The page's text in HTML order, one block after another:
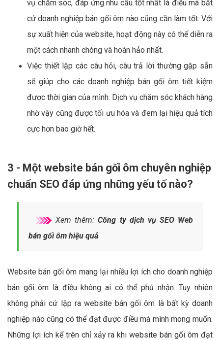
vụ chăm sóc, đáp ứng nhu cầu tốt nhất là điều mà bất
cứ doanh nghiệp bán gối ôm nào cũng cần làm tốt. Với
sự xuất hiện của website, hoạt động này có thể diễn ra
một cách nhanh chóng và hoàn hảo nhất.
Việc thiết lập các câu hỏi, câu trả lời thường gặp sẵn
sẽ giúp cho các doanh nghiệp bán gối ôm tiết kiệm
được thời gian của mình. Dịch vụ chăm sóc khách hàng
nhờ vậy cũng được tối ưu hóa và đem lại hiệu quả tích
cực hơn bao giờ hết.
3 - Một website bán gối ôm chuyên nghiệp
chuẩn SEO đáp ứng những yếu tố nào?
Xem thêm:Công ty dịch vụ SEO Web
bán gối ôm hiệu quả
Website bán gối ôm mang lại nhiều lợi ích cho doanh nghiệp
bán gối ôm là điều không ai có thể phủ nhận. Tuy nhiên
không phải cứ lập ra website bán gối ôm là bất kỳ doanh
nghiệp nào cũng có thể đạt được điều mà mình mong muốn.
Những lợi ích kể trên chỉ xảy ra khi website bán gối ôm đạt